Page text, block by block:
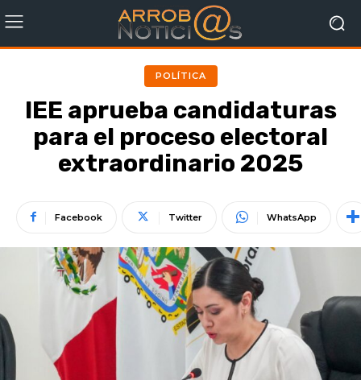
POLÍTICA
IEE aprueba candidaturas
para el proceso electoral
extraordinario 2025
Facebook Twitter WhatsApp